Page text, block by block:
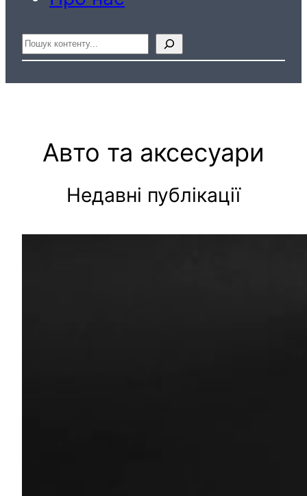
Пошук
Авто та аксесуари
Недавні публікації